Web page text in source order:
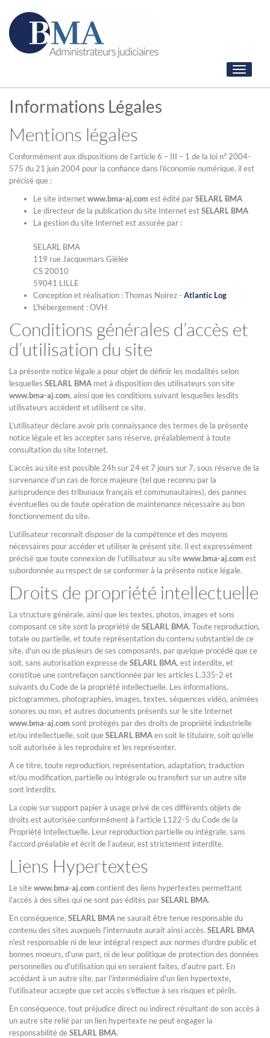
Toggle
Informations Légales
Mentions légales
Conformément aux dispositions de l’article 6 – III – 1 de la loi n° 2004-
575 du 21 juin 2004 pour la confiance dans l’économie numérique, il est
précisé que :
Le site internetwww.bma-aj.comest édité parSELARL BMA
Le directeur de la publication du site Internet estSELARL BMA
La gestion du site Internet est assurée par :
SELARL BMA
119 rue Jacquemars Giélée
CS 20010
59041 LILLE
Conception et réalisation : Thomas Noirez - Atlantic Log
L'hébergement : OVH
Conditions générales d’accès et
d’utilisation du site
La présente notice légale a pour objet de définir les modalités selon
lesquelles SELARL BMA met à disposition des utilisateurs son site
www.bma-aj.com, ainsi que les conditions suivant lesquelles lesdits
utilisateurs accèdent et utilisent ce site.
L’utilisateur déclare avoir pris connaissance des termes de la présente
notice légale et les accepter sans réserve, préalablement à toute
consultation du site Internet.
L’accès au site est possible 24h sur 24 et 7 jours sur 7, sous réserve de la
survenance d’un cas de force majeure (tel que reconnu par la
jurisprudence des tribunaux français et communautaires), des pannes
éventuelles ou de toute opération de maintenance nécessaire au bon
fonctionnement du site.
L’utilisateur reconnaît disposer de la compétence et des moyens
nécessaires pour accéder et utiliser le présent site. Il est expressément
précisé que toute connexion de l’utilisateur au sitewww.bma-aj.comest
subordonnée au respect de se conformer à la présente notice légale.
Droits de propriété intellectuelle
La structure générale, ainsi que les textes, photos, images et sons
composant ce site sont la propriété deSELARL BMA. Toute reproduction,
totale ou partielle, et toute représentation du contenu substantiel de ce
site, d'un ou de plusieurs de ses composants, par quelque procédé que ce
soit, sans autorisation expresse deSELARL BMA, est interdite, et
constitue une contrefaçon sanctionnée par les articles L.335-2 et
suivants du Code de la propriété intellectuelle. Les informations,
pictogrammes, photographies, images, textes, séquences vidéo, animées
sonores ou non, et autres documents présents sur le site Internet
www.bma-aj.comsont protégés par des droits de propriété industrielle
et/ou intellectuelle, soit queSELARL BMAen soit le titulaire, soit qu’elle
soit autorisée à les reproduire et les représenter.
A ce titre, toute reproduction, représentation, adaptation, traduction
et/ou modification, partielle ou intégrale ou transfert sur un autre site
sont interdits.
La copie sur support papier à usage privé de ces différents objets de
droits est autorisée conformément à l’article L122-5 du Code de la
Propriété Intellectuelle. Leur reproduction partielle ou intégrale, sans
l'accord préalable et écrit de l’auteur, est strictement interdite.
Liens Hypertextes
Le sitewww.bma-aj.comcontient des liens hypertextes permettant
l'accès à des sites qui ne sont pas édités parSELARL BMA.
En conséquence, SELARL BMA ne saurait être tenue responsable du
contenu des sites auxquels l'internaute aurait ainsi accès. SELARL BMA
n'est responsable ni de leur intégral respect aux normes d'ordre public et
bonnes moeurs, d'une part, ni de leur politique de protection des données
personnelles ou d'utilisation qui en seraient faites, d'autre part. En
accédant à un autre site, par l'intermédiaire d'un lien hypertexte,
l'utilisateur accepte que cet accès s'effectue à ses risques et périls.
En conséquence, tout préjudice direct ou indirect résultant de son accès à
un autre site relié par un lien hypertexte ne peut engager la
responsabilité deSELARL BMA.